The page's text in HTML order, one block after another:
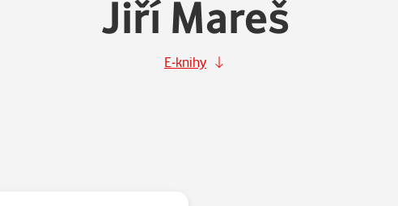
Jiří Mareš
E-knihy